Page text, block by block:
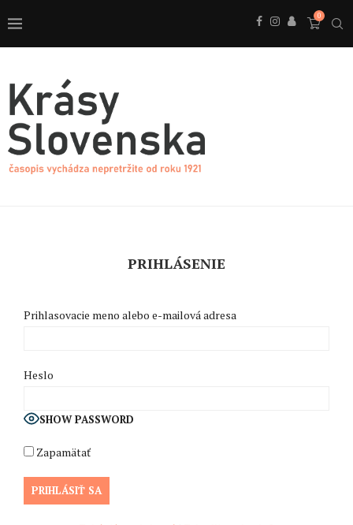
0
PRIHLÁSENIE
Prihlasovacie meno alebo e-mailová adresa
Heslo
SHOW PASSWORD
Zapamätať